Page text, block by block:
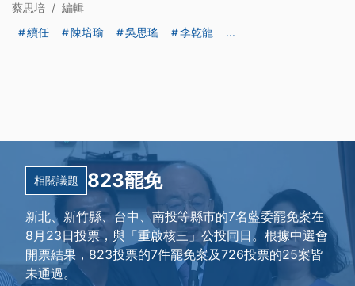
蔡思培 / 編輯
續任
陳培瑜 吳思瑤 李乾龍 ...
相關議題 823罷免
新北、新竹縣、台中、南投等縣市的7名藍委罷免案在
8月23日投票，與「重啟核三」公投同日。根據中選會
開票結果，823投票的7件罷免案及726投票的25案皆
未通過。